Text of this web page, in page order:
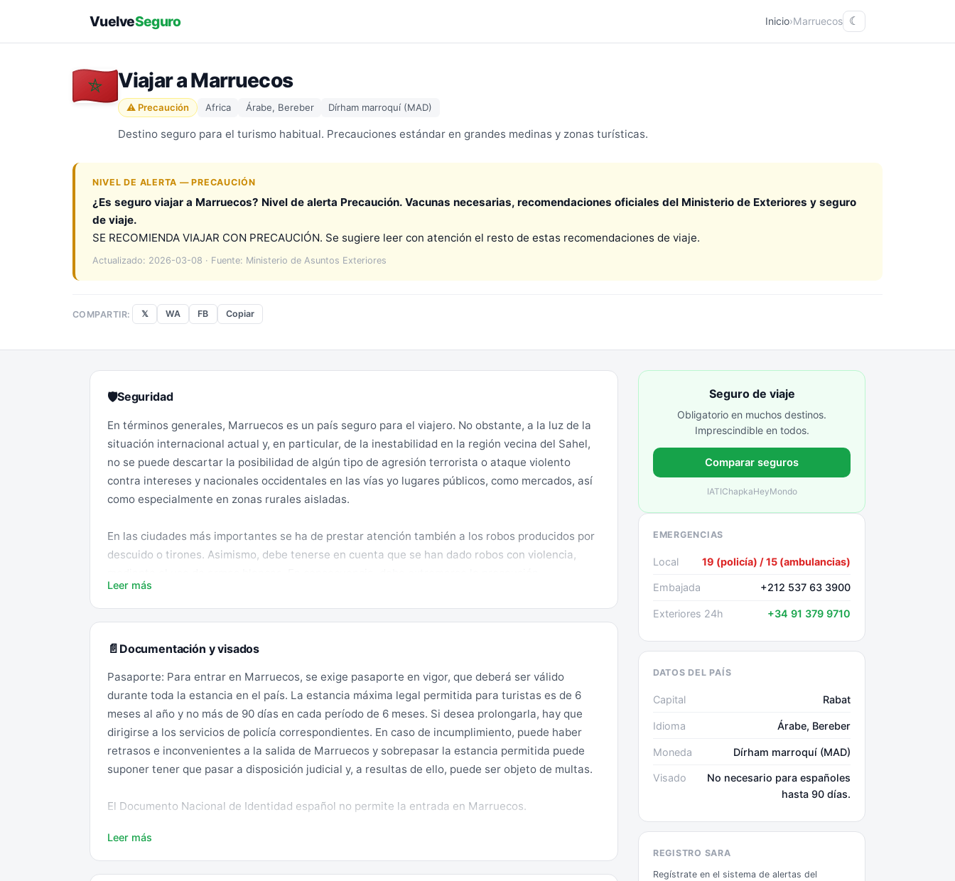
VuelveSeguro Inicio›Marruecos ☾
Viajar a Marruecos
⚠ Precaución Africa Árabe, Bereber Dírham marroquí (MAD)
Destino seguro para el turismo habitual. Precauciones estándar en grandes medinas y zonas turísticas.
NIVEL DE ALERTA — PRECAUCIÓN
¿Es seguro viajar a Marruecos? Nivel de alerta Precaución. Vacunas necesarias, recomendaciones oficiales del Ministerio de Exteriores y seguro
de viaje.
SE RECOMIENDA VIAJAR CON PRECAUCIÓN. Se sugiere leer con atención el resto de estas recomendaciones de viaje.
Actualizado: 2026-03-08 · Fuente: Ministerio de Asuntos Exteriores
COMPARTIR: 𝕏 WA FB Copiar
🛡Seguridad
En términos generales, Marruecos es un país seguro para el viajero. No obstante, a la luz de la
situación internacional actual y, en particular, de la inestabilidad en la región vecina del Sahel,
no se puede descartar la posibilidad de algún tipo de agresión terrorista o ataque violento
contra intereses y nacionales occidentales en las vías yo lugares públicos, como mercados, así
como especialmente en zonas rurales aisladas.
En las ciudades más importantes se ha de prestar atención también a los robos producidos por
descuido o tirones. Asimismo, debe tenerse en cuenta que se han dado robos con violencia,
Igualmente se recomienda ser extremadamente prudente respecto de posibles compañías
accidentales de desconocidos y recurrir, en la medida de lo posible, a los servicios de guías
cuenta las recomendaciones globales de protección en caso de movimiento sísmico: alejarse de
muros, ventanas, cristaleras, árboles, carteles y similares, y por el contrario situarse en
espacios abiertos o al abrigo bajo un mueble resistente o umbral de puerta, manteniendo la
calma. En época de lluvias hay que tener presentes los riesgos de riadas e inundaciones
repentinas.
autovías son de peaje. No obstante, conviene circular con precaución, tanto por la actitud
imprudente de muchos conductores como por el habitual cruce de peatones y animales por las
Leer más
📄 Documentación y visados
Pasaporte: Para entrar en Marruecos, se exige pasaporte en vigor, que deberá ser válido
durante toda la estancia en el país. La estancia máxima legal permitida para turistas es de 6
meses al año y no más de 90 días en cada período de 6 meses. Si desea prolongarla, hay que
dirigirse a los servicios de policía correspondientes. En caso de incumplimiento, puede haber
retrasos e inconvenientes a la salida de Marruecos y sobrepasar la estancia permitida puede
suponer tener que pasar a disposición judicial y, a resultas de ello, puede ser objeto de multas.
El Documento Nacional de Identidad español no permite la entrada en Marruecos.
Visados: Los ciudadanos españoles no necesitan visado para visitar el país por turismo.
Leer más
Seguro de viaje
Obligatorio en muchos destinos.
Imprescindible en todos.
Comparar seguros
IATIChapkaHeyMondo
EMERGENCIAS
Local 19 (policía) / 15 (ambulancias)
Embajada +212 537 63 3900
Exteriores 24h +34 91 379 9710
DATOS DEL PAÍS
Capital Rabat
Idioma Árabe, Bereber
Moneda Dírham marroquí (MAD)
Visado
No necesario para españoles
hasta 90 días.
REGISTRO SARA
Regístrate en el sistema de alertas del